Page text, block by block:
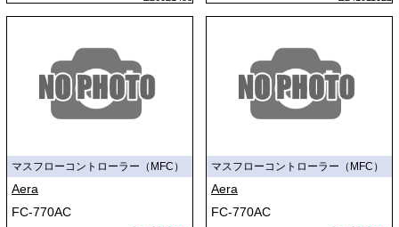
マスフローコントローラー（MFC）
Aera
FC-770AC
マスフローコントローラー（MFC）
Aera
FC-770AC